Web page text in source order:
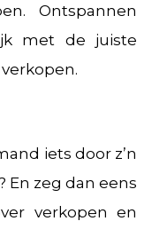
Ontspannen
met de juiste
iets door z’n
En zeg dan eens
verkopen en